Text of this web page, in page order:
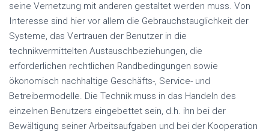
seine Vernetzung mit anderen gestaltet werden muss. Von
Interesse sind hier vor allem die Gebrauchstauglichkeit der
Systeme, das Vertrauen der Benutzer in die
technikvermittelten Austauschbeziehungen, die
erforderlichen rechtlichen Randbedingungen sowie
ökonomisch nachhaltige Geschäfts-, Service- und
Betreibermodelle. Die Technik muss in das Handeln des
einzelnen Benutzers eingebettet sein, d.h. ihn bei der
Bewältigung seiner Arbeitsaufgaben und bei der Kooperation